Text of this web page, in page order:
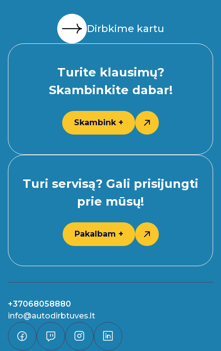
Dirbkime kartu
Turite klausimų?
Skambinkite dabar!
Skambink +
Turi servisą? Gali prisijungti
prie mūsų!
Pakalbam +
+37068058880
info@autodirbtuves.lt